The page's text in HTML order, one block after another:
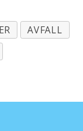
AVFALL